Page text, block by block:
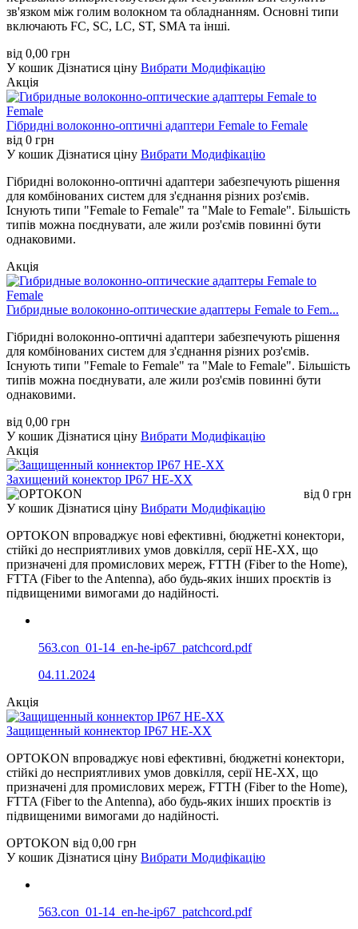
зв'язком між голим волокном та обладнанням. Основні типи
включають FC, SC, LC, ST, SMA та інші.
від 0,00 грн
У кошик Дізнатися ціну Вибрати Модифікацію
Акція
Гібридні волоконно-оптичні адаптери Female to Female
від 0 грн
У кошик Дізнатися ціну Вибрати Модифікацію
Гібридні волоконно-оптичні адаптери забезпечують рішення
для комбінованих систем для з'єднання різних роз'ємів.
Існують типи "Female to Female" та "Male to Female". Більшість
типів можна поєднувати, але жили роз'ємів повинні бути
однаковими.
Акція
Гибридные волоконно-оптические адаптеры Female to Fem...
Гібридні волоконно-оптичні адаптери забезпечують рішення
для комбінованих систем для з'єднання різних роз'ємів.
Існують типи "Female to Female" та "Male to Female". Більшість
типів можна поєднувати, але жили роз'ємів повинні бути
однаковими.
від 0,00 грн
У кошик Дізнатися ціну Вибрати Модифікацію
Акція
Захищений конектор IP67 HE-XX
від 0 грн
У кошик Дізнатися ціну Вибрати Модифікацію
OPTOKON впроваджує нові ефективні, бюджетні конектори,
стійкі до несприятливих умов довкілля, серії HE-XX, що
призначені для промислових мереж, FTTH (Fiber to the Home),
FTTA (Fiber to the Antenna), або будь-яких інших проєктів із
підвищеними вимогами до надійності.
563.con_01-14_en-he-ip67_patchcord.pdf
04.11.2024
Акція
Защищенный коннектор IP67 HE-XX
OPTOKON впроваджує нові ефективні, бюджетні конектори,
стійкі до несприятливих умов довкілля, серії HE-XX, що
призначені для промислових мереж, FTTH (Fiber to the Home),
FTTA (Fiber to the Antenna), або будь-яких інших проєктів із
підвищеними вимогами до надійності.
OPTOKON від 0,00 грн
У кошик Дізнатися ціну Вибрати Модифікацію
563.con_01-14_en-he-ip67_patchcord.pdf